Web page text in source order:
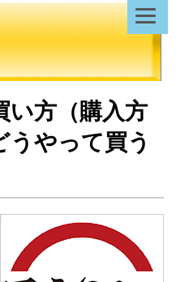
い方（購入方
うやって買う